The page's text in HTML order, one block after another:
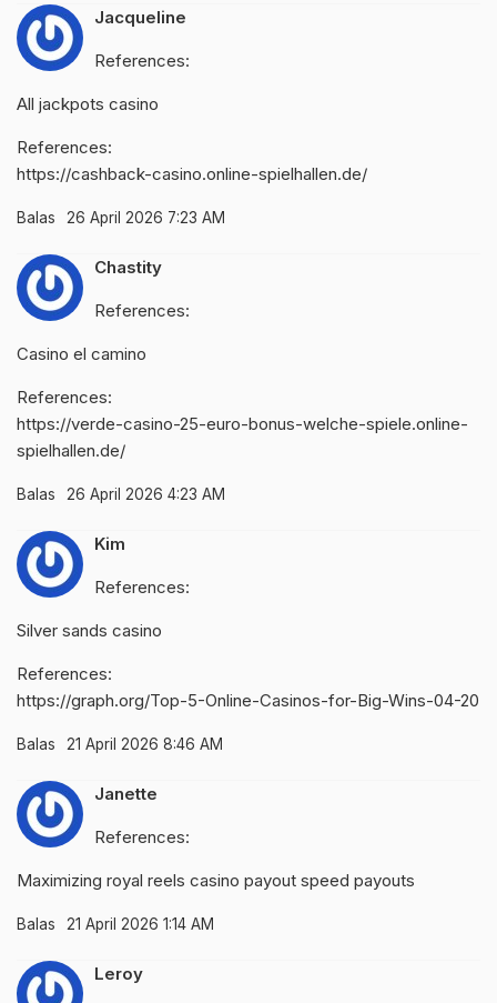
Jacqueline
References:
All jackpots casino
References:
https://cashback-casino.online-spielhallen.de/
Balas 26 April 2026 7:23 AM
Chastity
References:
Casino el camino
References:
https://verde-casino-25-euro-bonus-welche-spiele.online-
spielhallen.de/
Balas 26 April 2026 4:23 AM
Kim
References:
Silver sands casino
References:
https://graph.org/Top-5-Online-Casinos-for-Big-Wins-04-20
Balas 21 April 2026 8:46 AM
Janette
References:
Maximizing royal reels casino payout speed payouts
Balas 21 April 2026 1:14 AM
Leroy